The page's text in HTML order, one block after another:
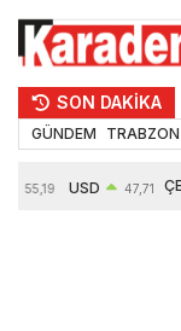
SON DAKİKA
GÜNDEM TRABZON
55,19 USD 47,71